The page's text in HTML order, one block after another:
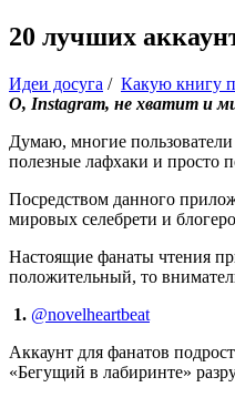
20 лучших
Идеи досуга / Какую книгу
О, Instagram, не хватит и
Думаю, многие
полезные лафхаки и просто
Посредством данного
мировых селебрети и
Настоящие фанаты чтения
положительный, то
1. @novelheartbeat
Аккаунт для фанатов
«Бегущий в лабиринте»